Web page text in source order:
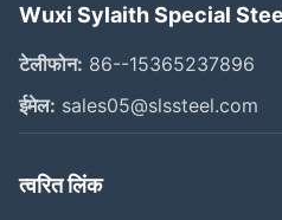
Wuxi Sylaith Special
टेलीफोन: 86--15365237896
ईमेल: sales05@slssteel.com
त्वरित लिंक